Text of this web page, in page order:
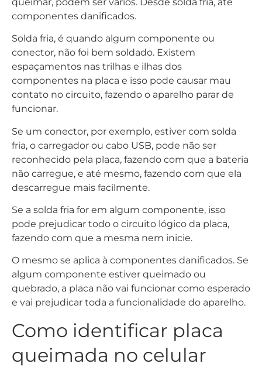
componentes danificados.
Solda fria, é quando algum componente ou
conector, não foi bem soldado. Existem
espaçamentos nas trilhas e ilhas dos
componentes na placa e isso pode causar mau
contato no circuito, fazendo o aparelho parar de
funcionar.
Se um conector, por exemplo, estiver com solda
fria, o carregador ou cabo USB, pode não ser
reconhecido pela placa, fazendo com que a bateria
não carregue, e até mesmo, fazendo com que ela
descarregue mais facilmente.
Se a solda fria for em algum componente, isso
pode prejudicar todo o circuito lógico da placa,
fazendo com que a mesma nem inicie.
O mesmo se aplica à componentes danificados. Se
algum componente estiver queimado ou
quebrado, a placa não vai funcionar como esperado
e vai prejudicar toda a funcionalidade do aparelho.
Como identificar placa
queimada no celular